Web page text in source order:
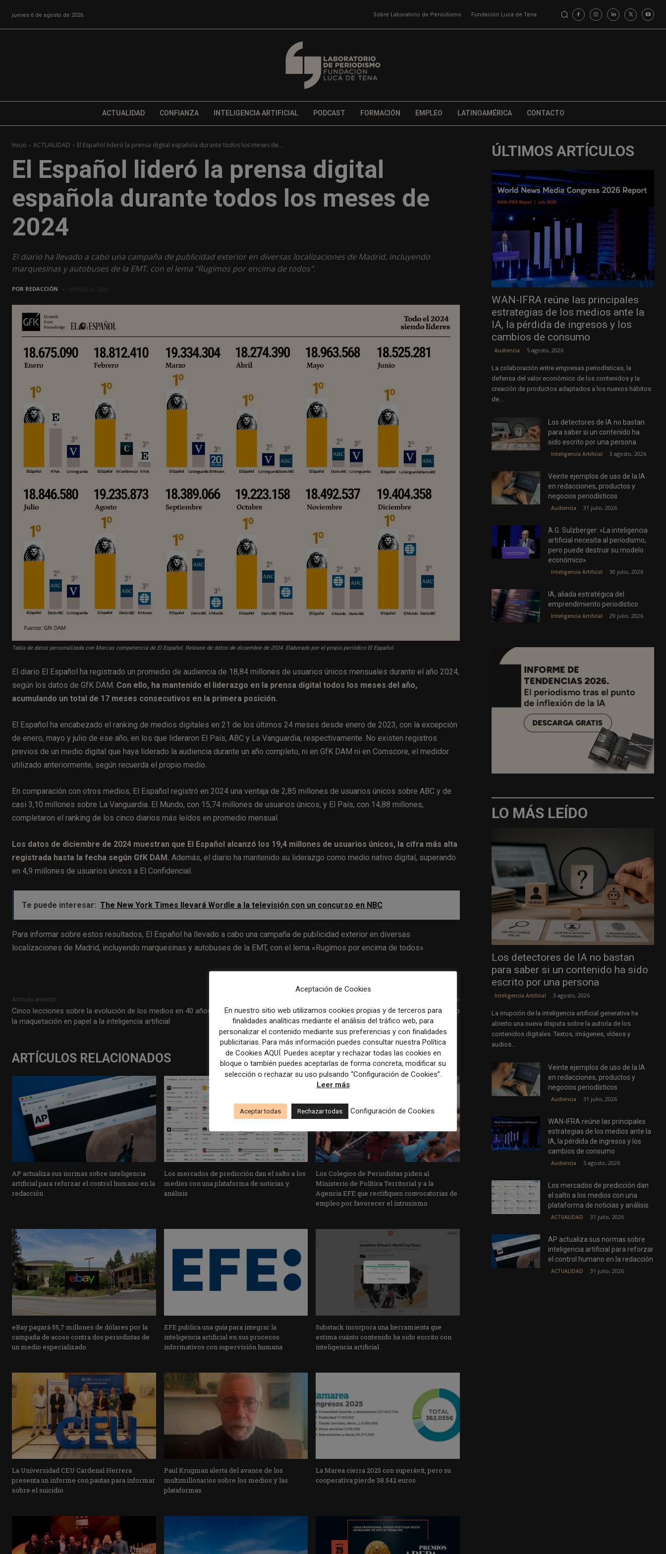
jueves 6 de agosto de 2026 Sobre Laboratorio de Periodismo Fundación Luca de Tena
ACTUALIDAD CONFIANZA INTELIGENCIA ARTIFICIAL PODCAST FORMACIÓN EMPLEO LATINOAMÉRICA CONTACTO
Inicio ACTUALIDAD El Español lideró la prensa digital española durante todos los meses de...
El Español lideró la prensa digital
española durante todos los meses de
2024
El diario ha llevado a cabo una campaña de publicidad exterior en diversas localizaciones de Madrid, incluyendo
marquesinas y autobuses de la EMT, con el lema "Rugimos por encima de todos".
POR REDACCIÓN
Tabla de datos personalizada con Marcas competencia de El Español. Release de datos de diciembre de 2024. Elaborado por el propio periódico El Español.
El diario El Español ha registrado un promedio de audiencia de 18,84 millones de usuarios únicos mensuales durante el año 2024,
según los datos de GfK DAM. Con ello, ha mantenido el liderazgo en la prensa digital todos los meses del año,
acumulando un total de 17 meses consecutivos en la primera posición.
El Español ha encabezado el ranking de medios digitales en 21 de los últimos 24 meses desde enero de 2023, con la excepción
de enero, mayo y julio de ese año, en los que lideraron El País, ABC y La Vanguardia, respectivamente. No existen registros
previos de un medio digital que haya liderado la audiencia durante un año completo, ni en GfK DAM ni en Comscore, el medidor
utilizado anteriormente, según recuerda el propio medio.
En comparación con otros medios, El Español registró en 2024 una ventaja de 2,85 millones de usuarios únicos sobre ABC y de
casi 3,10 millones sobre La Vanguardia. El Mundo, con 15,74 millones de usuarios únicos, y El País, con 14,88 millones,
completaron el ranking de los cinco diarios más leídos en promedio mensual.
Los datos de diciembre de 2024 muestran que El Español alcanzó los 19,4 millones de usuarios únicos, la cifra más alta
registrada hasta la fecha según GfK DAM. Además, el diario ha mantenido su liderazgo como medio nativo digital, superando
en 4,9 millones de usuarios únicos a El Confidencial.
Te puede interesar: The New York Times llevará Wordle a la televisión con un concurso en NBC
Para informar sobre estos resultados, El Español ha llevado a cabo una campaña de publicidad exterior en diversas
localizaciones de Madrid, incluyendo marquesinas y autobuses de la EMT, con el lema «Rugimos por encima de todos».
Artículo anterior
Cinco lecciones sobre la evolución de los medios en 40 años: de
la maquetación en papel a la inteligencia artificial
Artículo siguiente
El País supera los 400.000 suscriptores en cuatro años y medio
ARTÍCULOS RELACIONADOS
AP actualiza sus normas sobre inteligencia
artificial para reforzar el control humano en la
redacción
Los mercados de predicción dan el salto a los
medios con una plataforma de noticias y
análisis
Los Colegios de Periodistas piden al
Ministerio de Política Territorial y a la
Agencia EFE que rectifiquen convocatorias de
empleo por favorecer el intrusismo
eBay pagará 55,7 millones de dólares por la
campaña de acoso contra dos periodistas de
un medio especializado
EFE publica una guía para integrar la
inteligencia artificial en sus procesos
informativos con supervisión humana
Substack incorpora una herramienta que
estima cuánto contenido ha sido escrito con
inteligencia artificial
La Universidad CEU Cardenal Herrera
presenta un informe con pautas para informar
sobre el suicidio
Paul Krugman alerta del avance de los
multimillonarios sobre los medios y las
plataformas
La Marea cierra 2025 con superávit, pero su
cooperativa pierde 38.542 euros
ÚLTIMOS ARTÍCULOS
WAN-IFRA reúne las principales
estrategias de los medios ante la
IA, la pérdida de ingresos y los
cambios de consumo
Audiencia 5 agosto, 2026
La colaboración entre empresas periodísticas, la
defensa del valor económico de los contenidos y la
creación de productos adaptados a los nuevos hábitos
de...
Los detectores de IA no bastan
para saber si un contenido ha
sido escrito por una persona
Inteligencia Artificial 3 agosto, 2026
Veinte ejemplos de uso de la IA
en redacciones, productos y
negocios periodísticos
Audiencia 31 julio, 2026
A.G. Sulzberger: «La inteligencia
artificial necesita al periodismo,
pero puede destruir su modelo
económico»
Inteligencia Artificial 30 julio, 2026
IA, aliada estratégica del
emprendimiento periodístico
Inteligencia Artificial 29 julio, 2026
LO MÁS LEÍDO
Los detectores de IA no bastan
para saber si un contenido ha sido
escrito por una persona
Inteligencia Artificial 3 agosto, 2026
La irrupción de la inteligencia artificial generativa ha
abierto una nueva disputa sobre la autoría de los
contenidos digitales. Textos, imágenes, vídeos y
audios...
Veinte ejemplos de uso de la IA
en redacciones, productos y
negocios periodísticos
Audiencia 31 julio, 2026
WAN-IFRA reúne las principales
estrategias de los medios ante la
IA, la pérdida de ingresos y los
cambios de consumo
Audiencia 5 agosto, 2026
Los mercados de predicción dan
el salto a los medios con una
plataforma de noticias y análisis
ACTUALIDAD 31 julio, 2026
AP actualiza sus normas sobre
inteligencia artificial para reforzar
el control humano en la redacción
ACTUALIDAD 31 julio, 2026
Aceptación de Cookies
En nuestro sitio web utilizamos cookies propias y de terceros para
finalidades analíticas mediante el análisis del tráfico web, para
personalizar el contenido mediante sus preferencias y con finalidades
publicitarias. Para más información puedes consultar nuestra Política
de Cookies AQUÍ. Puedes aceptar y rechazar todas las cookies en
bloque o también puedes aceptarlas de forma concreta, modificar su
selección o rechazar su uso pulsando “Configuración de Cookies”.
Leer más
Aceptar todas Rechazar todas Configuración de Cookies